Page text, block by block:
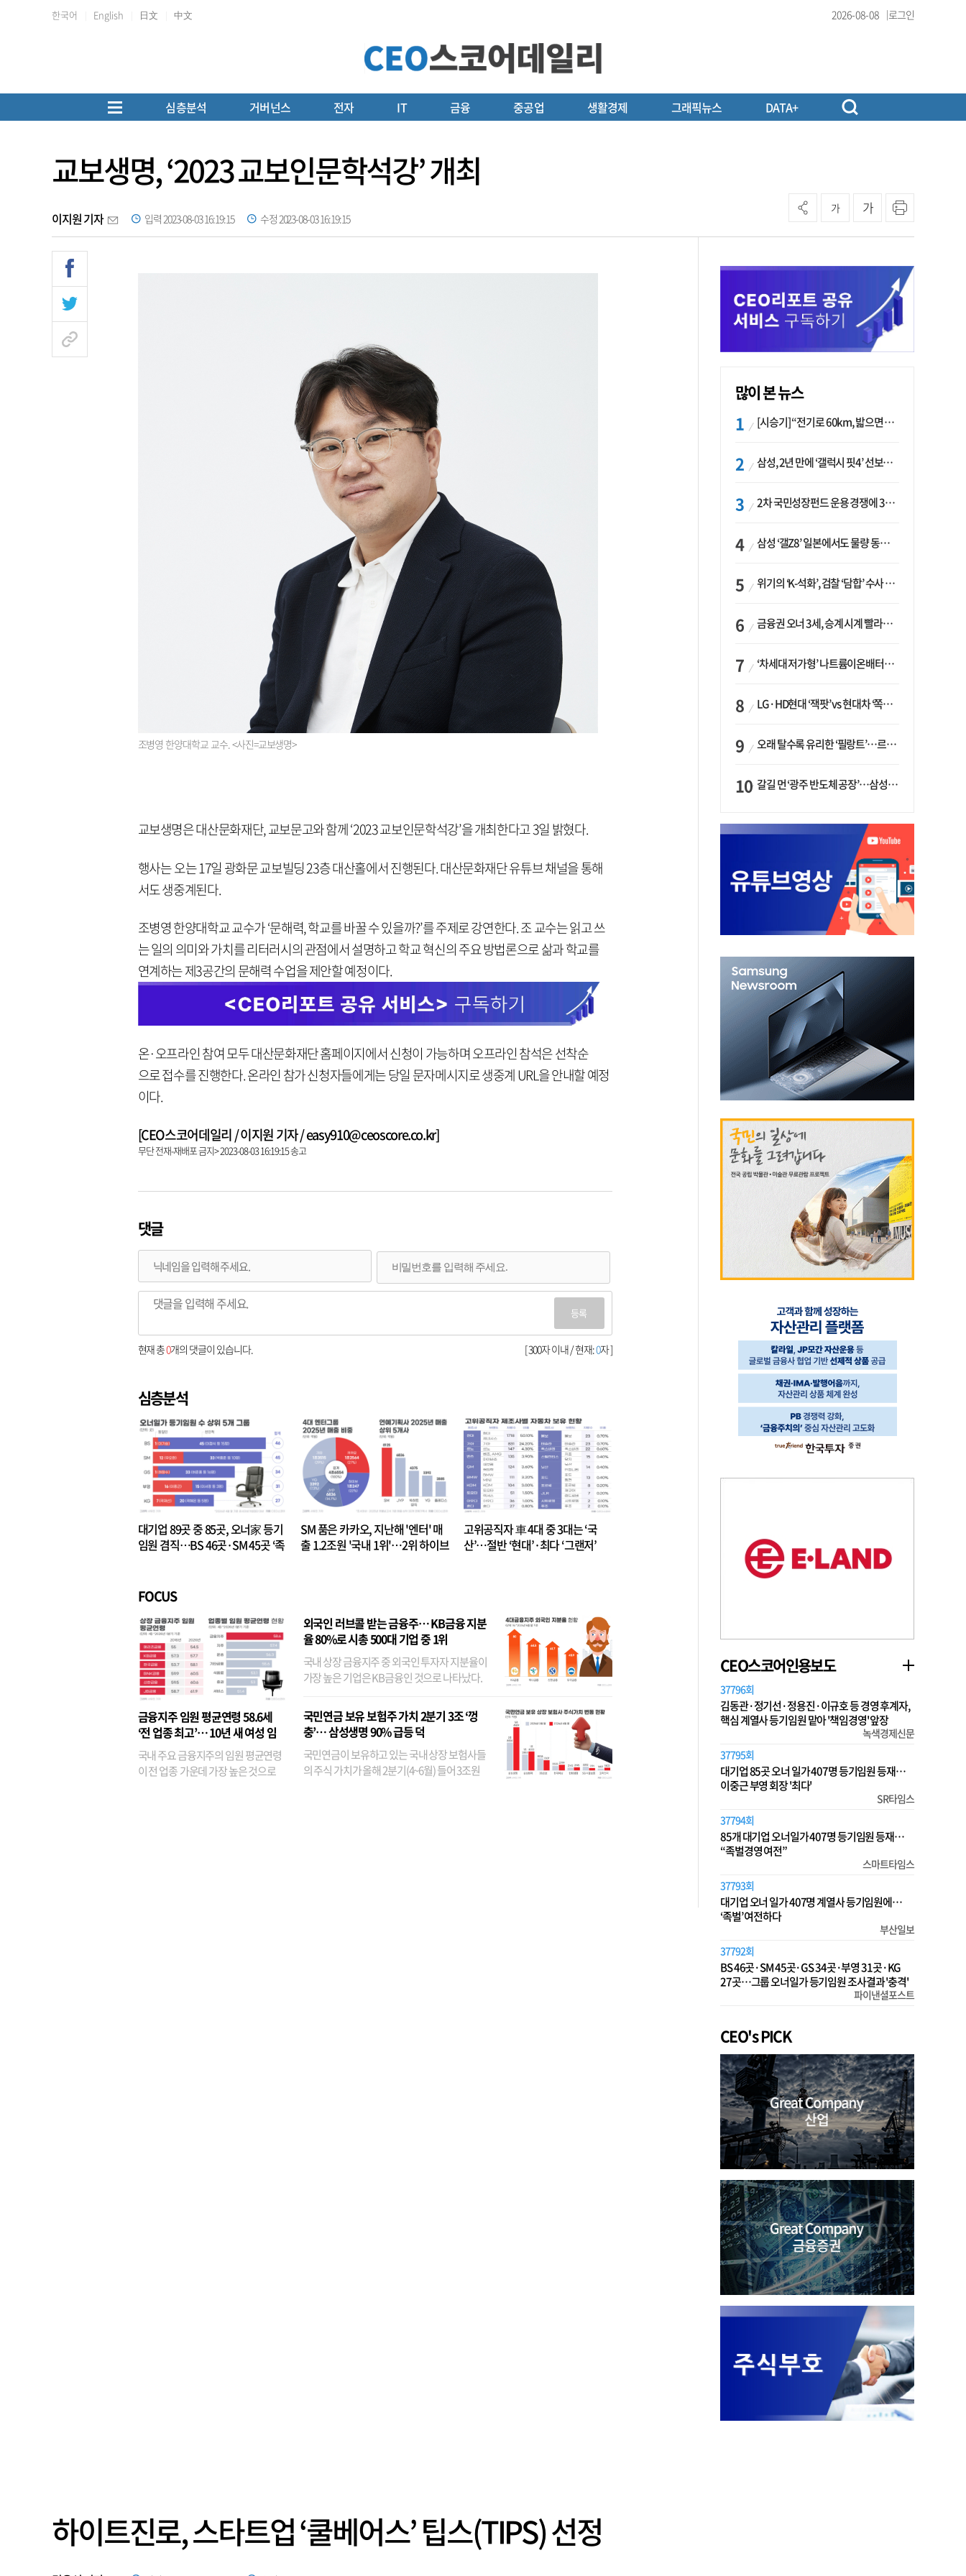
한국어 English 日文 中文 2026-08-08 로그인
심층분석 거버넌스 전자 IT 금융 중공업 생활경제 그래픽뉴스 DATA+
교보생명, ‘2023 교보인문학석강’ 개최
이지원 기자 입력 2023-08-03 16:19:15 수정 2023-08-03 16:19:15
가 가
조병영 한양대학교 교수. <사진=교보생명>
교보생명은 대산문화재단, 교보문고와 함께 ‘2023 교보인문학석강’을 개최한다고 3일 밝혔다.
행사는 오는 17일 광화문 교보빌딩 23층 대산홀에서 진행된다. 대산문화재단 유튜브 채널을 통해
서도 생중계된다.
조병영 한양대학교 교수가 ‘문해력, 학교를 바꿀 수 있을까?’를 주제로 강연한다. 조 교수는 읽고 쓰
는 일의 의미와 가치를 리터러시의 관점에서 설명하고 학교 혁신의 주요 방법론으로 삶과 학교를
연계하는 제3공간의 문해력 수업을 제안할 예정이다.
온·오프라인 참여 모두 대산문화재단 홈페이지에서 신청이 가능하며 오프라인 참석은 선착순
으로 접수를 진행한다. 온라인 참가 신청자들에게는 당일 문자메시지로 생중계 URL을 안내할 예정
이다.
[CEO스코어데일리 / 이지원 기자 / easy910@ceoscore.co.kr]
무단 전재-재배포 금지> 2023-08-03 16:19:15 송고
댓글
등록
[ 300자 이내 / 현재:0자 ]
현재 총0개의 댓글이 있습니다.
심층분석
대기업 89곳 중 85곳, 오너家 등기
임원 겸직…BS 46곳·SM 45곳 ‘족
SM 품은 카카오, 지난해 '엔터' 매
출 1.2조원 '국내 1위'…2위 하이브
고위공직자 車 4대 중 3대는 ‘국
산’…절반 ‘현대’·최다 ‘그랜저’
FOCUS
금융지주 임원 평균연령 58.6세
‘전 업종 최고’… 10년 새 여성 임
원은 14배 껑충
국내 주요 금융지주의 임원 평균연령
이 전 업종 가운데 가장 높은 것으로
외국인 러브콜 받는 금융주… KB금융 지분
율 80%로 시총 500대 기업 중 1위
국내 상장 금융지주 중 외국인 투자자 지분율이
가장 높은 기업은 KB금융인 것으로 나타났다.
융이었다. 특히 KB금융은 지난달 말 기준 해외
기관투자자 지분율이...
국민연금 보유 보험주 가치 2분기 3조 ‘껑
충’… 삼성생명 90% 급등 덕
국민연금이 보유하고 있는 국내 상장 보험사들
의 주식 가치가 올해 2분기(4~6월) 들어 3조원
많이 본 뉴스
[시승기] “전기로 60km, 밟으면 462마력”…볼보 XC60 T8의 두 얼굴
삼성, 2년 만에 ‘갤럭시 핏4’ 선보이나…웨어러블 생태계 확장 ‘시동’
2차 국민성장펀드 운용 경쟁에 33개사 몰렸다…신한·하나 등 새 얼굴 대거 합류
삼성 ‘갤Z8’ 일본에서도 물량 동났다…애플 참전 앞두고 선두 수성 ‘시험대’
위기의 ‘K-석화’, 검찰 ‘담합’ 수사 착수…“LG·한화·롯데 등 7개 업체, 8개 제품 가격 담합”
금융권 오너 3세, 승계 시계 빨라지나…한국투자 ‘속도’·미래에셋·메리츠는 ‘거리두기’
‘차세대 저가형’ 나트륨이온배터리 시대 오나…LG화학·에코프로, 상용화 속도낸다
LG·HD현대 ‘잭팟’ vs 현대차 ‘쪽박’…글로벌 사모펀드, 韓 대기업 투자 ‘희비’
오래 탈수록 유리한 ‘필랑트’…르노코리아, 5년 뒤 잔존가치 53% 보장
갈길 먼 ‘광주 반도체 공장’…삼성·SK, ‘주 52시간제’ 규제 해소 ‘공방’
CEO스코어인용보도
37796회
김동관·정기선·정용진·이규호 등 경영 후계자,
핵심 계열사 등기임원 맡아 '책임경영' 앞장
녹색경제신문
37795회
대기업 85곳 오너 일가 407명 등기임원 등재…
이중근 부영 회장 '최다'
SR타임스
37794회
85개 대기업 오너일가 407명 등기임원 등재…
“족벌경영 여전”
스마트타임스
37793회
대기업 오너 일가 407명 계열사 등기임원에…
‘족벌’ 여전하다
부산일보
37792회
BS 46곳·SM 45곳·GS 34곳·부영 31곳·KG
27곳…그룹 오너일가 등기임원 조사결과 '충격'
파이낸셜포스트
CEO's PICK
하이트진로, 스타트업 ‘쿨베어스’ 팁스(TIPS) 선정